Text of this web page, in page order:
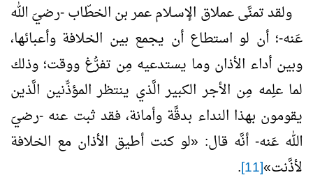
ولقد تمنَّى عملاق الإسـلام عمر بن الخطّاب -رضيَ الله
عَنه-؛ أن لو استطاع أن يجمع بين الخلافة وأعبائها،
وبين أداء الأذان وما يستدعيه مِن تفرُّغ ووقت؛ وذلك
لما علِمه مِن الأجر الكبير الَّذي ينتظر المؤذِّنين الَّذين
يقومون بهذا النداء بدقَّة وأمانة، فقد ثبت عنه -رضيَ
الله عَنه- أنَّه قال: «لو كنت أطيق الأذان مع الخلافة
لأذَّنت»[11]
.